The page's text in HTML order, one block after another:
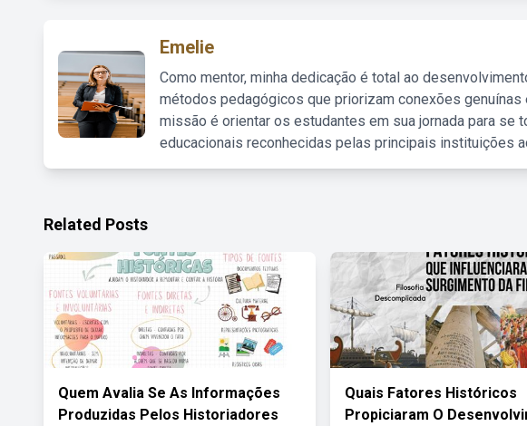
Emelie
Como mentor, minha dedicação é total ao
métodos pedagógicos que priorizam conexões
missão é orientar os estudantes em sua jornada para se
educacionais reconhecidas pelas principais instituições
Related Posts
Quem Avalia Se As Informações
Produzidas Pelos Historiadores
Quais Fatores Históricos
Propiciaram O